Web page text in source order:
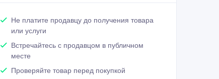
Не платите продавцу до получения товара
или услуги
Встречайтесь с продавцом в публичном
месте
Проверяйте товар перед покупкой